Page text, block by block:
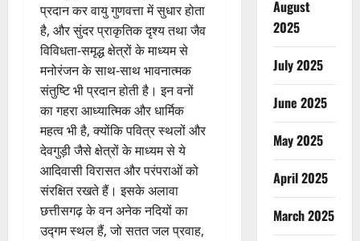
प्रदान कर वायु गुणवत्ता में सुधार होता
है, और सुंदर प्राकृतिक दृश्य तथा जैव
विविधता-समृद्ध क्षेत्रों के माध्यम से
मनोरंजन के साथ-साथ भावनात्मक
संतुष्टि भी प्रदान होती है। इन वनों
का गहरा आध्यात्मिक और धार्मिक
महत्व भी है, क्योंकि पवित्र स्थलों और
देवगुड़ी जैसे क्षेत्रों के माध्यम से ये
आदिवासी विरासत और परंपराओं को
संरक्षित रखते हैं। इसके अलावा
छत्तीसगढ़ के वन अनेक नदियों का
उद्गम स्थल हैं, जो सतत जल प्रवाह,
August
2025
July 2025
June 2025
May 2025
April 2025
March 2025